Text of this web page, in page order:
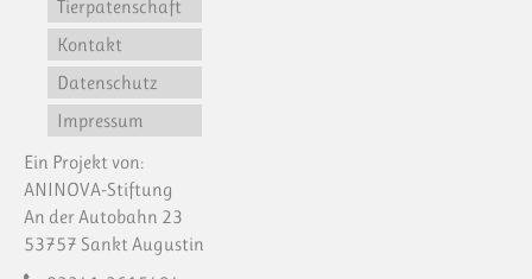
Tierpatenschaft
Kontakt
Datenschutz
Impressum
Ein Projekt von:
ANINOVA-Stiftung
An der Autobahn 23
53757 Sankt Augustin